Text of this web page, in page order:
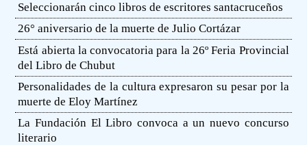
Seleccionarán cinco libros de escritores santacruceños
26° aniversario de la muerte de Julio Cortázar
Está abierta la convocatoria para la 26º Feria Provincial
del Libro de Chubut
Personalidades de la cultura expresaron su pesar por la
muerte de Eloy Martínez
La Fundación El Libro convoca a un nuevo concurso
literario